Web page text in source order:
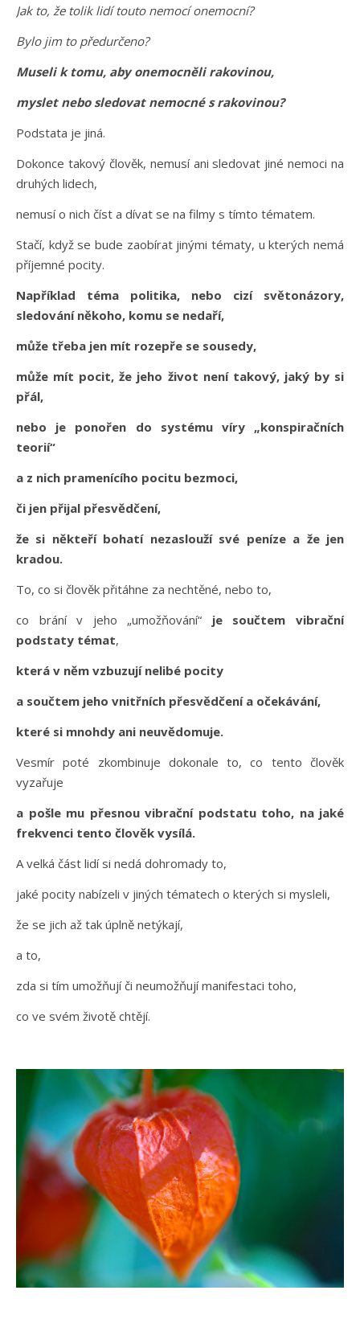
Jak to, že tolik lidí touto nemocí onemocní?
Bylo jim to předurčeno?
Museli k tomu, aby onemocněli rakovinou,
myslet nebo sledovat nemocné s rakovinou?
Podstata je jiná.
Dokonce takový člověk, nemusí ani sledovat jiné nemoci na
druhých lidech,
nemusí o nich číst a dívat se na filmy s tímto tématem.
Stačí, když se bude zaobírat jinými tématy, u kterých nemá
příjemné pocity.
Například téma politika, nebo cizí světonázory,
sledování někoho, komu se nedaří,
může třeba jen mít rozepře se sousedy,
může mít pocit, že jeho život není takový, jaký by si
přál,
nebo je ponořen do systému víry „konspiračních
teorií“
a z nich pramenícího pocitu bezmoci,
či jen přijal přesvědčení,
že si někteří bohatí nezaslouží své peníze a že jen
kradou.
To, co si člověk přitáhne za nechtěné, nebo to,
co brání v jeho „umožňování“ je součtem vibrační
podstaty témat,
která v něm vzbuzují nelibé pocity
a součtem jeho vnitřních přesvědčení a očekávání,
které si mnohdy ani neuvědomuje.
Vesmír poté zkombinuje dokonale to, co tento člověk
vyzařuje
a pošle mu přesnou vibrační podstatu toho, na jaké
frekvenci tento člověk vysílá.
A velká část lidí si nedá dohromady to,
jaké pocity nabízeli v jiných tématech o kterých si mysleli,
že se jich až tak úplně netýkají,
a to,
zda si tím umožňují či neumožňují manifestaci toho,
co ve svém životě chtějí.